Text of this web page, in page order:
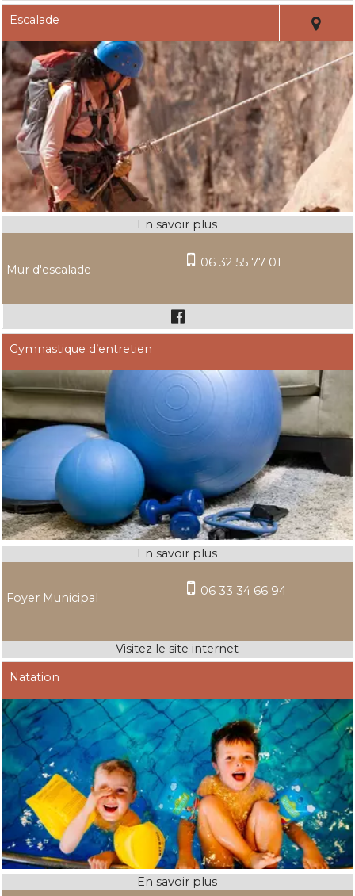
Escalade
Mur d'escalade 06 32 55 77 01
Gymnastique d’entretien
Foyer Municipal 06 33 34 66 94
Natation